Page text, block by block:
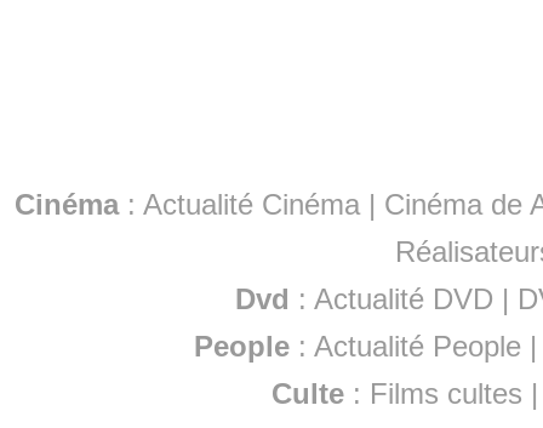
Cinéma: Actualité Cinéma | Cinéma de
Dvd : Actualité DVD |
People :Actualité People
Culte : Films cultes